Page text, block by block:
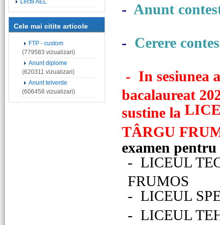
Lectii AEL
Cele mai citite articole
FTP - custom
(779583 vizualizari)
Anunt diplome
(620311 vizualizari)
Anunt telverde
(606458 vizualizari)
- Anunt
- Cerere
- In sesiunea
bacalaureat
sustine la
TÂRGU
examen
- LICEUL
FRUMOS
- LICEUL
- LICEUL